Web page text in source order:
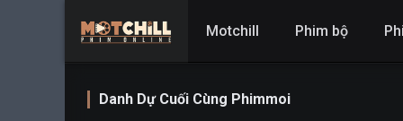
Motchill Phim bộ
Danh Dự Cuối Cùng Phimmoi